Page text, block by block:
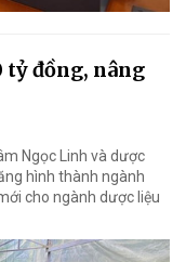
tỷ đồng, nâng
Ngọc Linh và dược
hình thành ngành
cho ngành dược liệu